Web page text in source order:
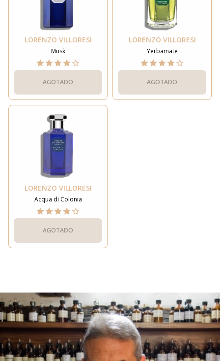
LORENZO VILLORESI
Musk
AGOTADO
LORENZO VILLORESI
Yerbamate
AGOTADO
LORENZO VILLORESI
Acqua di Colonia
AGOTADO